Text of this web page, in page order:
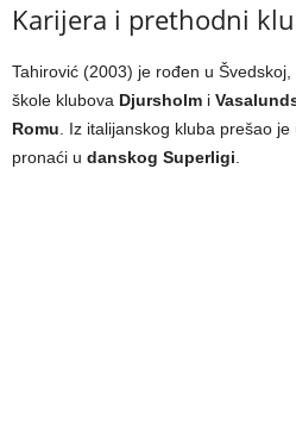
Karijera i prethodni
Tahirović (2003) je rođen u
škole klubova Djursholm i
Romu . Iz italijanskog kluba prešao
pronaći u danskog Superligi